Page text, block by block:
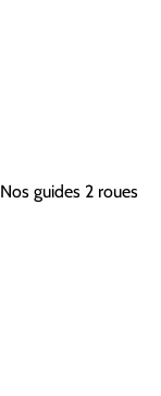
Nos guides 2 roues